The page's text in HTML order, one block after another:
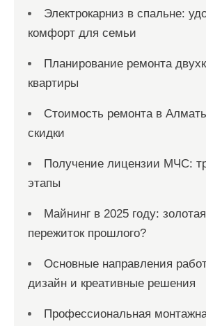
Электрокарниз в спальне:
комфорт для семьи
Планирование ремонта
квартиры
Стоимость ремонта в
скидки
Получение лицензии МЧС:
этапы
Майнинг в 2025 году:
пережиток прошлого?
Основные направления
дизайн и креативные решения
Профессиональная